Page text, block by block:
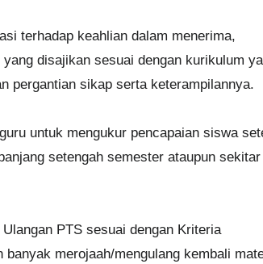
terhadap keahlian dalam menerima,
disajikan sesuai dengan kurikulum
pergantian sikap serta keterampilannya.
untuk mengukur pencapaian siswa
setengah semester ataupun
PTS sesuai dengan Kriteria
merojaah/mengulang kembali